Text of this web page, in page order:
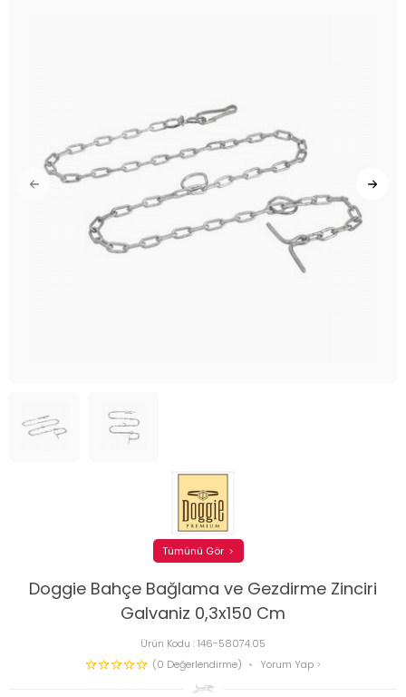
Doggie Bahçe Bağlama ve Gezdirme Zinciri
Galvaniz 0,3x150 Cm
Ürün Kodu :146-58074.05
(0 Değerlendirme)
Yorum Yap
Tümünü Gör